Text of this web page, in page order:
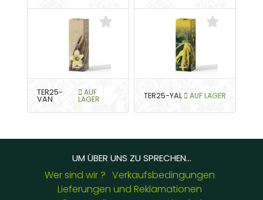
TER25-
VAN
AUF
LAGER TER25-YAL AUF LAGER
UM ÜBER UNS ZU SPRECHEN...
Wer sind wir ? Verkaufsbedingungen
Lieferungen und Reklamationen